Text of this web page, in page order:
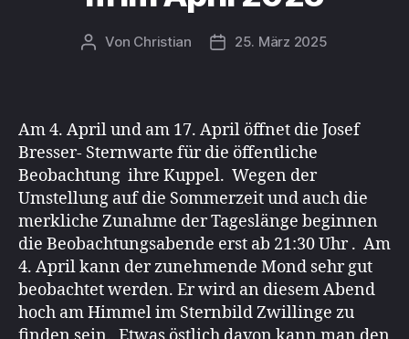
Beitragsautor
Von Christian Beitragsdatum
25. März 2025
Am 4. April und am 17. April öffnet die Josef
Bresser- Sternwarte für die öffentliche
Beobachtung ihre Kuppel. Wegen der
Umstellung auf die Sommerzeit und auch die
merkliche Zunahme der Tageslänge beginnen
die Beobachtungsabende erst ab 21:30 Uhr . Am
4. April kann der zunehmende Mond sehr gut
beobachtet werden. Er wird an diesem Abend
hoch am Himmel im Sternbild Zwillinge zu